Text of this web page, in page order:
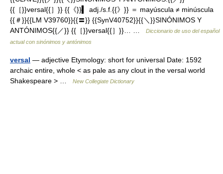
{{［}}versal{{］}} {{《}}▍ adj./s.f.{{》}} ＝ mayúscula ≠ minúscula
{{＃}}{{LM V39760}}{{〓}} {{SynV40752}}{{＼}}SINÓNIMOS Y
ANTÓNIMOS{{／}} {{［}}versal{{］}}… …
Diccionario de uso del español
actual con sinónimos y antónimos
versal — adjective Etymology: short for universal Date: 1592
archaic entire, whole < as pale as any clout in the versal world
Shakespeare > …
New Collegiate Dictionary